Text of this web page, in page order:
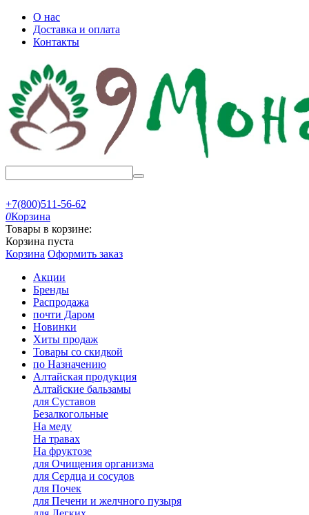
О нас
Доставка и оплата
Контакты
+7(800)511-56-62
0Корзина
Товары в корзине:
Корзина пуста
Корзина Оформить заказ
Акции
Бренды
Распродажа
почти Даром
Новинки
Хиты продаж
Товары со скидкой
по Назначению
Алтайская продукция
Алтайские бальзамы
для Суставов
Безалкогольные
На меду
На травах
На фруктозе
для Очищения организма
для Сердца и сосудов
для Почек
для Печени и желчного пузыря